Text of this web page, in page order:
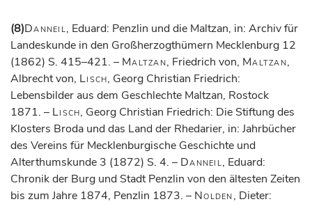
(8)Danneil, Eduard: Penzlin und die Maltzan, in: Archiv für
Landeskunde in den Großherzogthümern Mecklenburg 12
(1862) S. 415–421. – Maltzan, Friedrich von, Maltzan,
Albrecht von, Lisch, Georg Christian Friedrich:
Lebensbilder aus dem Geschlechte Maltzan, Rostock
1871. – Lisch, Georg Christian Friedrich: Die Stiftung des
Klosters Broda und das Land der Rhedarier, in: Jahrbücher
des Vereins für Mecklenburgische Geschichte und
Alterthumskunde 3 (1872) S. 4. – Danneil, Eduard:
Chronik der Burg und Stadt Penzlin von den ältesten Zeiten
bis zum Jahre 1874, Penzlin 1873. – Nolden, Dieter: